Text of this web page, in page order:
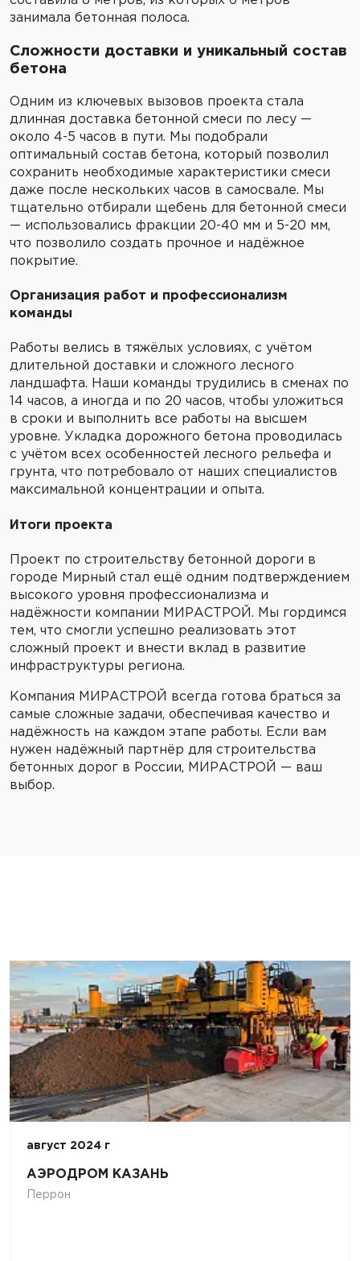
занимала бетонная полоса.
Сложности доставки и уникальный состав
бетона
Одним из ключевых вызовов проекта стала
длинная доставка бетонной смеси по лесу —
около 4-5 часов в пути. Мы подобрали
оптимальный состав бетона, который позволил
сохранить необходимые характеристики смеси
даже после нескольких часов в самосвале. Мы
тщательно отбирали щебень для бетонной смеси
— использовались фракции 20-40 мм и 5-20 мм,
что позволило создать прочное и надёжное
покрытие.
Организация работ и профессионализм
команды
Работы велись в тяжёлых условиях, с учётом
длительной доставки и сложного лесного
ландшафта. Наши команды трудились в сменах по
14 часов, а иногда и по 20 часов, чтобы уложиться
в сроки и выполнить все работы на высшем
уровне. Укладка дорожного бетона проводилась
с учётом всех особенностей лесного рельефа и
грунта, что потребовало от наших специалистов
максимальной концентрации и опыта.
Итоги проекта
Проект по строительству бетонной дороги в
городе Мирный стал ещё одним подтверждением
высокого уровня профессионализма и
надёжности компании МИРАСТРОЙ. Мы гордимся
тем, что смогли успешно реализовать этот
сложный проект и внести вклад в развитие
инфраструктуры региона.
Компания МИРАСТРОЙ всегда готова браться за
самые сложные задачи, обеспечивая качество и
надёжность на каждом этапе работы. Если вам
нужен надёжный партнёр для строительства
бетонных дорог в России, МИРАСТРОЙ — ваш
выбор.
август 2024 г
АЭРОДРОМ КАЗАНЬ
Перрон